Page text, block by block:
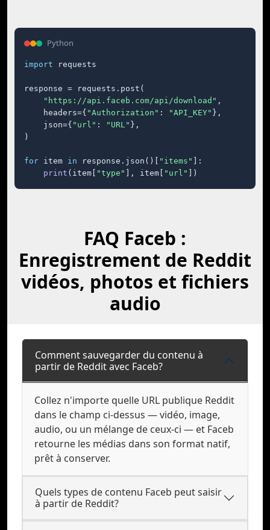
Python
import requests
response = requests.post(
"https://api.faceb.com/api/download" ,
    headers={
"Authorization" : "API_KEY" },
    json={
"url" : "URL" },
)
for item in response.json()[ "items"
]:
print (item[ "type" ], item[ "url" ])
FAQ Faceb :
Enregistrement de Reddit
vidéos, photos et fichiers
audio
Comment sauvegarder du contenu à
partir de Reddit avec Faceb?
Collez n'importe quelle URL publique Reddit
dans le champ ci-dessus — vidéo, image,
audio, ou un mélange de ceux-ci — et Faceb
retourne les médias dans son format natif,
prêt à conserver.
Quels types de contenu Faceb peut saisir
à partir de Reddit?